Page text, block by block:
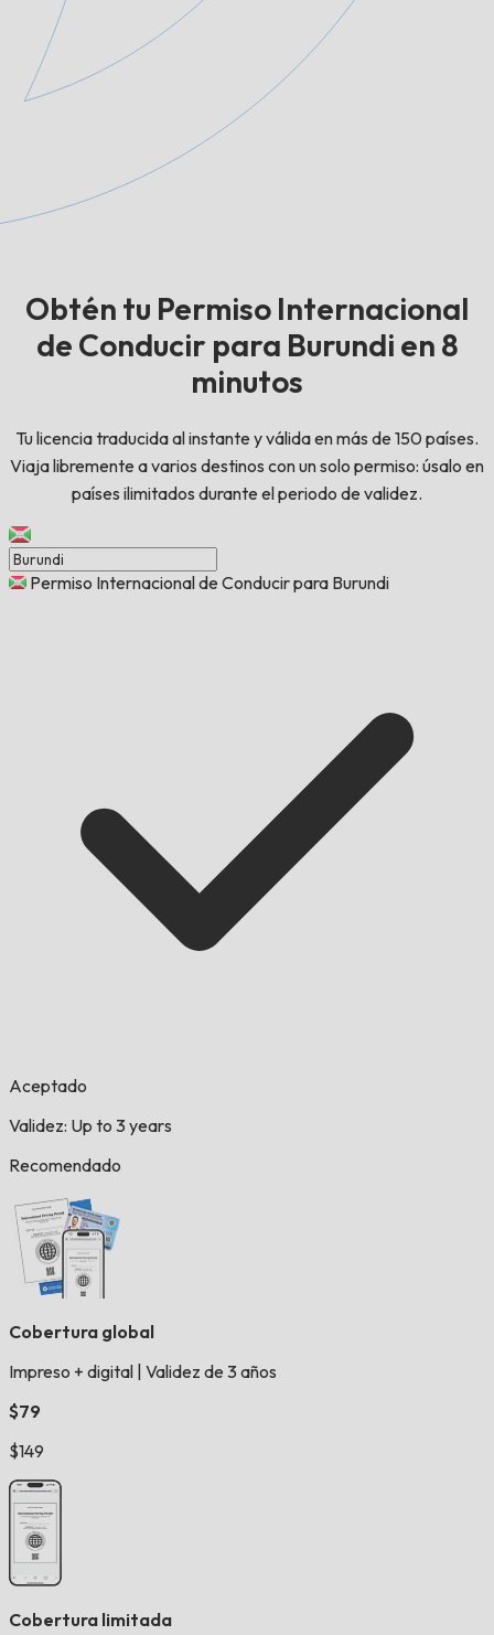
Obtén tu Permiso Internacional
de Conducir para Burundi en 8
minutos
Tu licencia traducida al instante y válida en más de 150 países.
Viaja libremente a varios destinos con un solo permiso: úsalo en
países ilimitados durante el periodo de validez.
Permiso Internacional de Conducir para Burundi
Aceptado
Validez: Up to 3 years
Recomendado
Cobertura global
Impreso + digital Validez de 3 años
$79
$149
Cobertura limitada